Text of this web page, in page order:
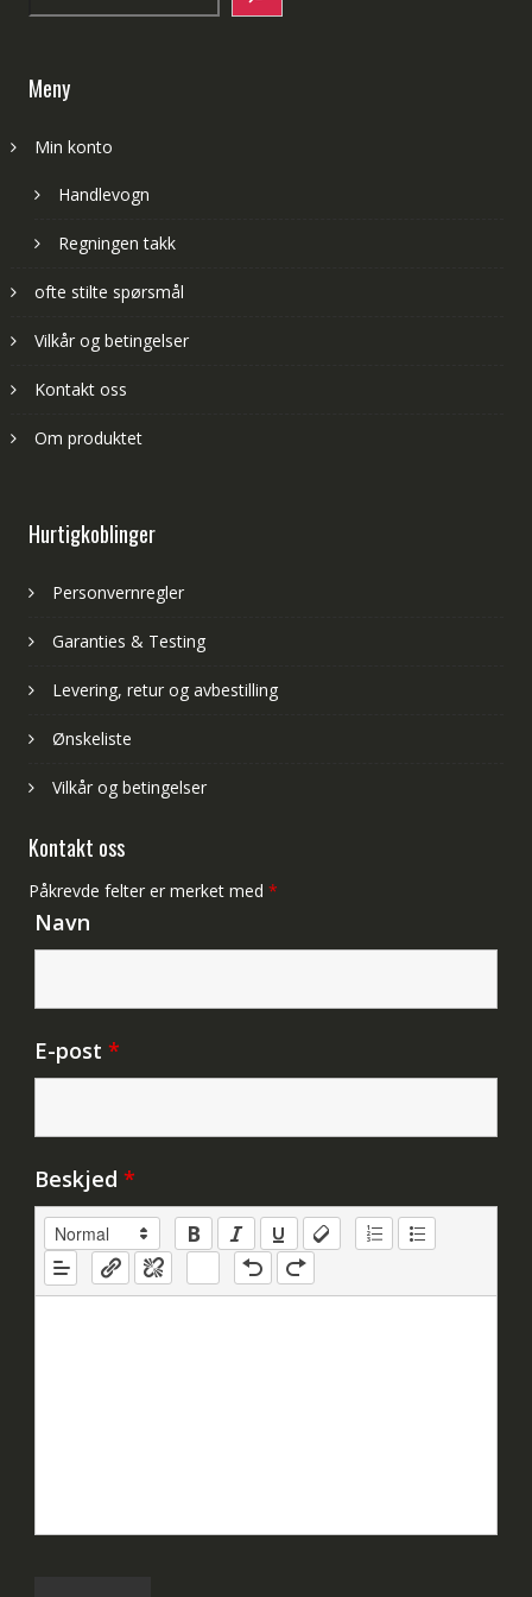
Meny
Min konto
Handlevogn
Regningen takk
ofte stilte spørsmål
Vilkår og betingelser
Kontakt oss
Om produktet
Hurtigkoblinger
Personvernregler
Garanties & Testing
Levering, retur og avbestilling
Ønskeliste
Vilkår og betingelser
Kontakt oss
Påkrevde felter er merket med *
Navn
E-post *
Beskjed *